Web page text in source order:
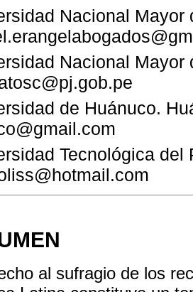
Nacional
Nacional
de Huánuco.
Tecnológica
al sufragio de los